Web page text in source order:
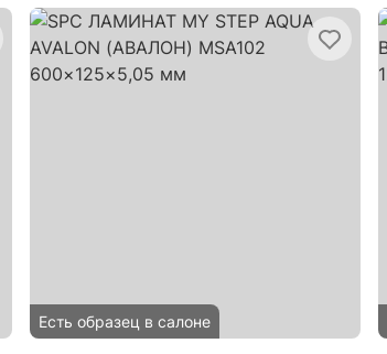
Есть образец в салоне